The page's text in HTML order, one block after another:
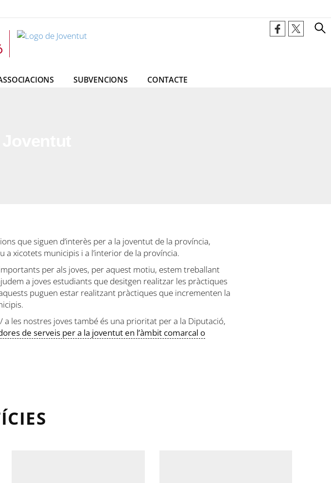
SUBVENCIONS CONTACTE
que siguen d’interès per a la joventut de la província,
a xicotets municipis i a l’interior de la província.
per als joves, per aquest motiu, estem treballant
a joves estudiants que desitgen realitzar les pràctiques
puguen estar realitzant pràctiques que incrementen la
les nostres joves també és una prioritat per a la Diputació,
de serveis per a la joventut en l’àmbit comarcal o